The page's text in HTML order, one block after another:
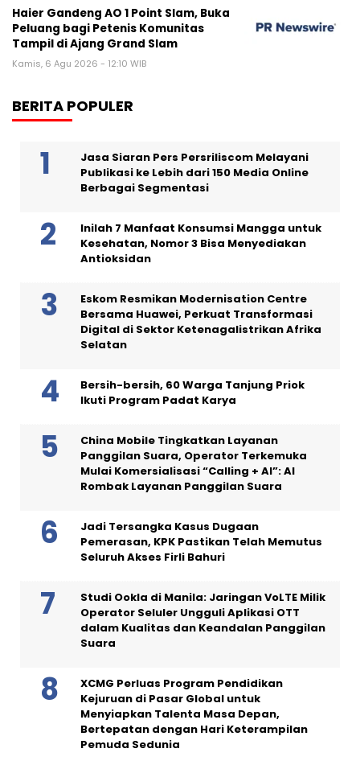
Haier Gandeng AO 1 Point Slam, Buka
Peluang bagi Petenis Komunitas
Tampil di Ajang Grand Slam
Kamis, 6 Agu 2026 - 12:10 WIB
BERITA POPULER
Jasa Siaran Pers Persriliscom Melayani
Publikasi ke Lebih dari 150 Media Online
Berbagai Segmentasi
Inilah 7 Manfaat Konsumsi Mangga untuk
Kesehatan, Nomor 3 Bisa Menyediakan
Antioksidan
Eskom Resmikan Modernisation Centre
Bersama Huawei, Perkuat Transformasi
Digital di Sektor Ketenagalistrikan Afrika
Selatan
Bersih-bersih, 60 Warga Tanjung Priok
Ikuti Program Padat Karya
China Mobile Tingkatkan Layanan
Panggilan Suara, Operator Terkemuka
Mulai Komersialisasi “Calling + AI”: AI
Rombak Layanan Panggilan Suara
Jadi Tersangka Kasus Dugaan
Pemerasan, KPK Pastikan Telah Memutus
Seluruh Akses Firli Bahuri
Studi Ookla di Manila: Jaringan VoLTE Milik
Operator Seluler Ungguli Aplikasi OTT
dalam Kualitas dan Keandalan Panggilan
Suara
XCMG Perluas Program Pendidikan
Kejuruan di Pasar Global untuk
Menyiapkan Talenta Masa Depan,
Bertepatan dengan Hari Keterampilan
Pemuda Sedunia